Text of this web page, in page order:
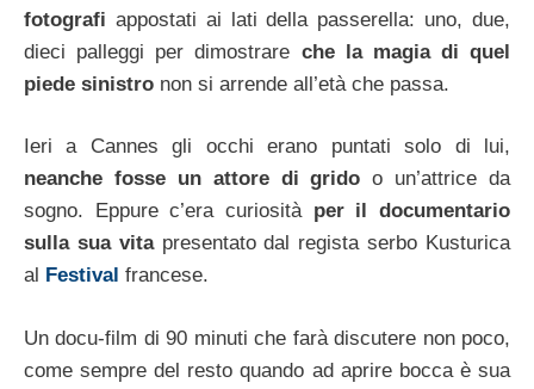
fotografi appostati ai lati della passerella: uno, due,
dieci palleggi per dimostrare che la magia di quel
piede sinistro non si arrende all’età che passa.
Ieri a Cannes gli occhi erano puntati solo di lui,
neanche fosse un attore di grido o un’attrice da
sogno. Eppure c’era curiosità per il documentario
sulla sua vitapresentato dal regista serbo Kusturica
al Festival francese.
Un docu-film di 90 minuti che farà discutere non poco,
come sempre del resto quando ad aprire bocca è sua